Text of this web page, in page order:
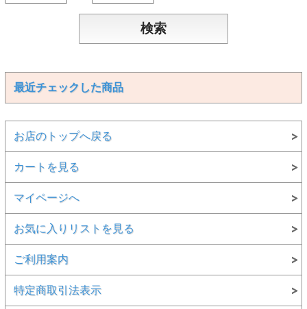
最近チェックした商品
お店のトップへ戻る
カートを見る
マイページへ
お気に入りリストを見る
ご利用案内
特定商取引法表示